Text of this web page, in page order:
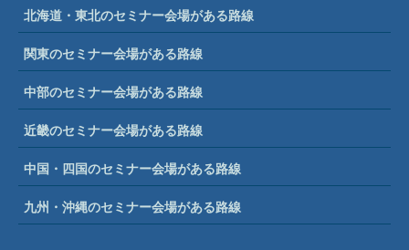
北海道・東北のセミナー会場がある路線
関東のセミナー会場がある路線
中部のセミナー会場がある路線
近畿のセミナー会場がある路線
中国・四国のセミナー会場がある路線
九州・沖縄のセミナー会場がある路線